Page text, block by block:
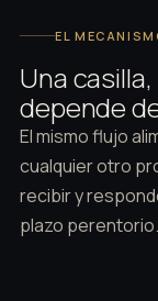
EL
Una
depende
El mismo flujo
cualquier otro
recibir y
plazo perentorio.